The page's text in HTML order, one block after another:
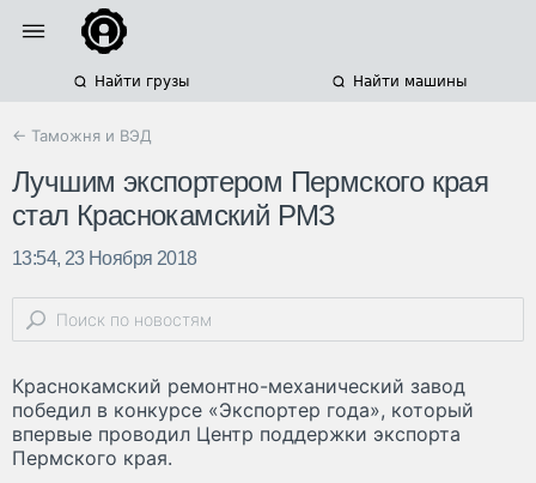
Найти грузы Найти машины
← Таможня и ВЭД
Лучшим экспортером Пермского края
стал Краснокамский РМЗ
13:54, 23 Ноября 2018
Краснокамский ремонтно-механический завод
победил в конкурсе «Экспортер года», который
впервые проводил Центр поддержки экспорта
Пермского края.